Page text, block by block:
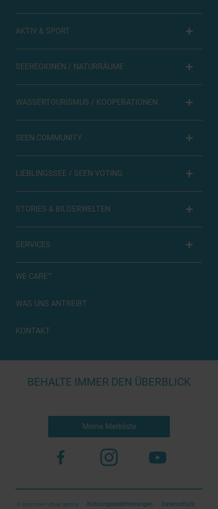
AKTIV & SPORT
SEEREGIONEN / NATURRÄUME
WASSERTOURISMUS / KOOPERATIONEN
SEEN COMMUNITY
LIEBLINGSSEE / SEEN VOTING
STORIES & BILDERWELTEN
SERVICES
WE CARE™
WAS UNS ANTREIBT
KONTAKT
BEHALTE IMMER DEN ÜBERBLICK
Meine Merkliste
© 2023 more virtual agency Nutzungsbestimmungen Datenschutz